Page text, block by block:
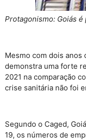
Protagonismo: Goiás
Mesmo com dois
demonstra uma forte
2021 na comparação
crise sanitária não foi
Segundo o Caged,
19, os números de